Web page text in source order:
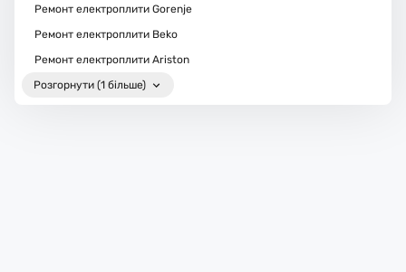
Ремонт електроплити Gorenje
Ремонт електроплити Beko
Ремонт електроплити Ariston
Розгорнути (1 більше)